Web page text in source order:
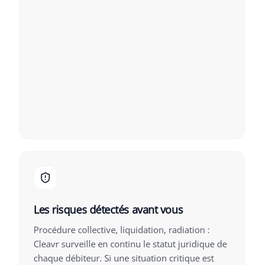
Les risques détectés avant vous
Procédure collective, liquidation, radiation :
Cleavr surveille en continu le statut juridique de
chaque débiteur. Si une situation critique est